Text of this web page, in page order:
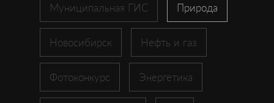
Муниципальная ГИС Природа
Новосибирск Нефть и газ
Фотоконкурс Энергетика